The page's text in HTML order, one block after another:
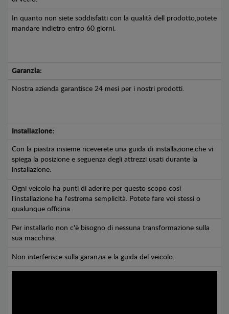
In quanto non siete soddisfatti con la qualità dell prodotto,potete
mandare indietro entro 60 giorni.
Garanzia:
Nostra azienda garantisce 24 mesi per i nostri prodotti.
Installazione:
Con la piastra insieme riceverete una guida di installazione,che vi
spiega la posizione e seguenza degli attrezzi usati durante la
installazione.
Ogni veicolo ha punti di aderire per questo scopo così
l'installazione ha l'estrema semplicità. Potete fare voi stessi o
qualunque officina.
Per installarlo non c'è bisogno di nessuna transformazione sulla
sua macchina.
Non interferisce sulla garanzia e la guida del veicolo.